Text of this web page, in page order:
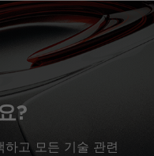
?
고 모든 기술 관련